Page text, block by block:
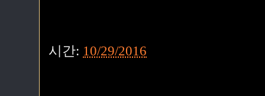
시간: 10/29/2016